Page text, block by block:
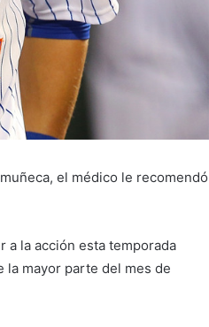
el médico le recomendó
a la acción esta temporada
la mayor parte del mes de